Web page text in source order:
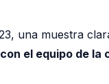
una muestra
el equipo de la